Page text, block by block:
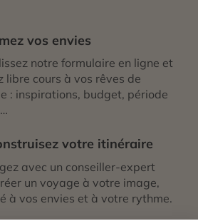
vos envies
notre formulaire en ligne et
libre cours à vos rêves de
: inspirations, budget, période
votre itinéraire
avec un conseiller-expert
un voyage à votre image,
à vos envies et à votre rythme.